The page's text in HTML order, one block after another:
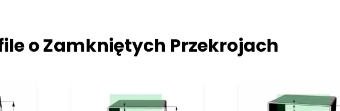
o Zamkniętych Przekrojach